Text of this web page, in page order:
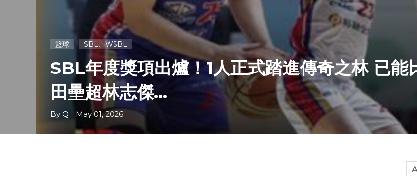
籃球 SBL、WSBL
SBL年度獎項出爐！1人正式踏進傳奇之林 已能
田壘超林志傑...
By Q May 01, 2026